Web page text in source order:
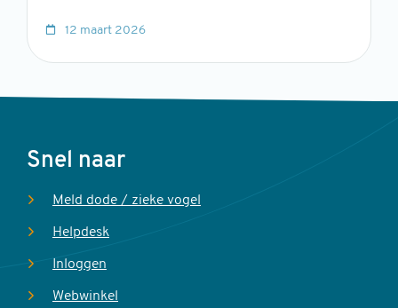
12 maart 2026
Voet
Snel naar
Meld dode / zieke vogel
Helpdesk
Inloggen
Webwinkel